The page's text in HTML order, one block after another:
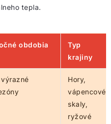
tepla.
obdobia
Typ
krajiny
Hory,
vápencové
skaly,
ryžové